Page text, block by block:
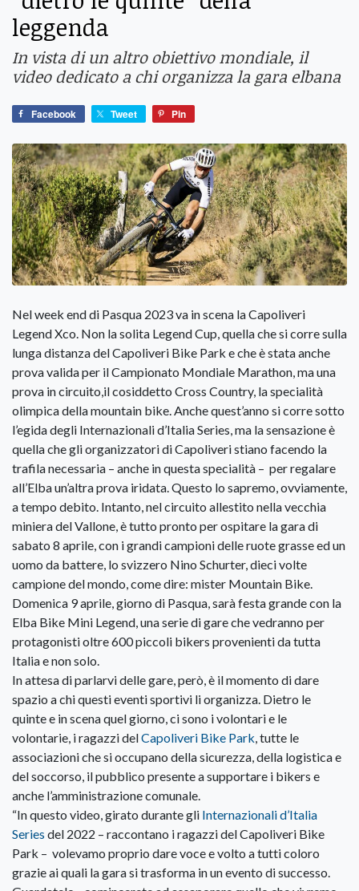
leggenda
In vista di un altro obiettivo mondiale, il
video dedicato a chi organizza la gara elbana
Facebook Tweet Pin
Nel week end di Pasqua 2023 va in scena la Capoliveri
Legend Xco. Non la solita Legend Cup, quella che si corre sulla
lunga distanza del Capoliveri Bike Park e che è stata anche
prova valida per il Campionato Mondiale Marathon, ma una
prova in circuito,il cosiddetto Cross Country, la specialità
olimpica della mountain bike. Anche quest’anno si corre sotto
l’egida degli Internazionali d’Italia Series, ma la sensazione è
quella che gli organizzatori di Capoliveri stiano facendo la
trafila necessaria – anche in questa specialità – per regalare
all’Elba un’altra prova iridata. Questo lo sapremo, ovviamente,
a tempo debito. Intanto, nel circuito allestito nella vecchia
miniera del Vallone, è tutto pronto per ospitare la gara di
sabato 8 aprile, con i grandi campioni delle ruote grasse ed un
uomo da battere, lo svizzero Nino Schurter, dieci volte
campione del mondo, come dire: mister Mountain Bike.
Domenica 9 aprile, giorno di Pasqua, sarà festa grande con la
Elba Bike Mini Legend, una serie di gare che vedranno per
protagonisti oltre 600 piccoli bikers provenienti da tutta
Italia e non solo.
In attesa di parlarvi delle gare, però, è il momento di dare
spazio a chi questi eventi sportivi li organizza. Dietro le
quinte e in scena quel giorno, ci sono i volontari e le
volontarie, i ragazzi delCapoliveri Bike Park, tutte le
associazioni che si occupano della sicurezza, della logistica e
del soccorso, il pubblico presente a supportare i bikers e
anche l’amministrazione comunale.
“In questo video, girato durante gli Internazionali d’Italia
Series del 2022 – raccontano i ragazzi del Capoliveri Bike
Park – volevamo proprio dare voce e volto a tutti coloro
grazie ai quali la gara si trasforma in un evento di successo.